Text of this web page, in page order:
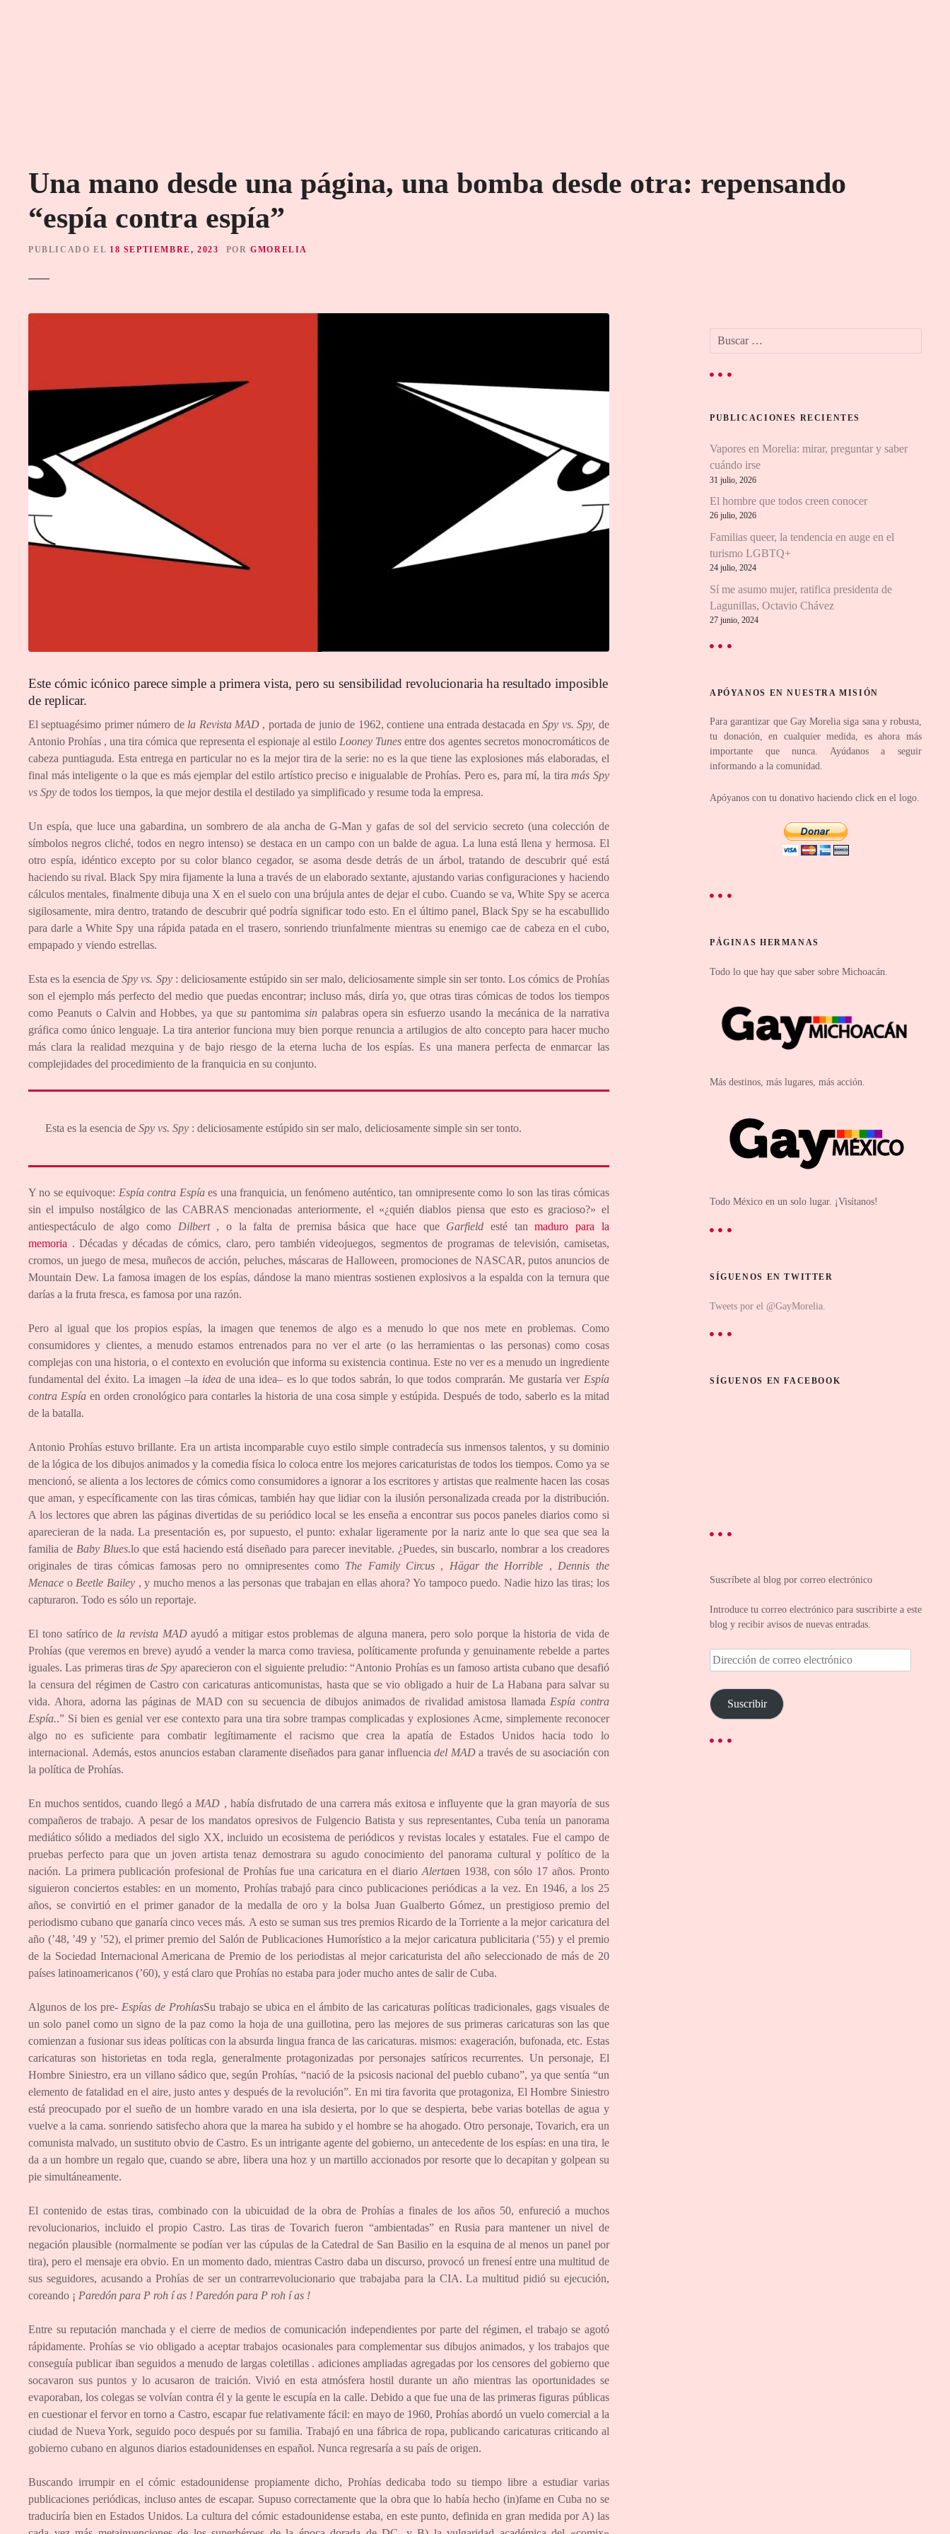
Una mano desde una página, una bomba desde otra: repensando
“espía contra espía”
PUBLICADO EL 18 SEPTIEMBRE, 2023 POR GMORELIA
Este cómic icónico parece simple a primera vista, pero su sensibilidad revolucionaria ha resultado imposible
de replicar.
El septuagésimo primer número de la Revista MAD , portada de junio de 1962, contiene una entrada destacada enSpy vs. Spy, de
Antonio Prohías , una tira cómica que representa el espionaje al estilo Looney Tunes entre dos agentes secretos monocromáticos de
cabeza puntiaguda. Esta entrega en particular no es la mejor tira de la serie: no es la que tiene las explosiones más elaboradas, el
final más inteligente o la que es más ejemplar del estilo artístico preciso e inigualable de Prohías. Pero es, para mí, la tiramás Spy
vs Spy de todos los tiempos, la que mejor destila el destilado ya simplificado y resume toda la empresa.
Un espía, que luce una gabardina, un sombrero de ala ancha de G-Man y gafas de sol del servicio secreto (una colección de
símbolos negros cliché, todos en negro intenso) se destaca en un campo con un balde de agua. La luna está llena y hermosa. El
otro espía, idéntico excepto por su color blanco cegador, se asoma desde detrás de un árbol, tratando de descubrir qué está
haciendo su rival. Black Spy mira fijamente la luna a través de un elaborado sextante, ajustando varias configuraciones y haciendo
cálculos mentales, finalmente dibuja una X en el suelo con una brújula antes de dejar el cubo. Cuando se va, White Spy se acerca
sigilosamente, mira dentro, tratando de descubrir qué podría significar todo esto. En el último panel, Black Spy se ha escabullido
para darle a White Spy una rápida patada en el trasero, sonriendo triunfalmente mientras su enemigo cae de cabeza en el cubo,
empapado y viendo estrellas.
Esta es la esencia deSpy vs. Spy: deliciosamente estúpido sin ser malo, deliciosamente simple sin ser tonto. Los cómics de Prohías
son el ejemplo más perfecto del medio que puedas encontrar; incluso más, diría yo, que otras tiras cómicas de todos los tiempos
como Peanuts o Calvin and Hobbes, ya quesu pantomima sinpalabras opera sin esfuerzo usando la mecánica de la narrativa
gráfica como único lenguaje. La tira anterior funciona muy bien porque renuncia a artilugios de alto concepto para hacer mucho
más clara la realidad mezquina y de bajo riesgo de la eterna lucha de los espías. Es una manera perfecta de enmarcar las
complejidades del procedimiento de la franquicia en su conjunto.
Esta es la esencia de Spy vs. Spy : deliciosamente estúpido sin ser malo, deliciosamente simple sin ser tonto.
Y no se equivoque: Espía contra Espíaes una franquicia, un fenómeno auténtico, tan omnipresente como lo son las tiras cómicas
sin el impulso nostálgico de las CABRAS mencionadas anteriormente, el «¿quién diablos piensa que esto es gracioso?» el
antiespectáculo de algo como Dilbert, o la falta de premisa básica que hace que Garfield esté tanmaduro para la
memoria . Décadas y décadas de cómics, claro, pero también videojuegos, segmentos de programas de televisión, camisetas,
cromos, un juego de mesa, muñecos de acción, peluches, máscaras de Halloween, promociones de NASCAR, putos anuncios de
Mountain Dew. La famosa imagen de los espías, dándose la mano mientras sostienen explosivos a la espalda con la ternura que
darías a la fruta fresca, es famosa por una razón.
Pero al igual que los propios espías, la imagen que tenemos de algo es a menudo lo que nos mete en problemas. Como
consumidores y clientes, a menudo estamos entrenados para no ver el arte (o las herramientas o las personas) como cosas
complejas con una historia, o el contexto en evolución que informa su existencia continua. Este no ver es a menudo un ingrediente
fundamental del éxito. La imagen –la ideade una idea– es lo que todos sabrán, lo que todos comprarán. Me gustaría ver Espía
contra Espíaen orden cronológico para contarles la historia de una cosa simple y estúpida. Después de todo, saberlo es la mitad
de la batalla.
Antonio Prohías estuvo brillante. Era un artista incomparable cuyo estilo simple contradecía sus inmensos talentos, y su dominio
de la lógica de los dibujos animados y la comedia física lo coloca entre los mejores caricaturistas de todos los tiempos. Como ya se
mencionó, se alienta a los lectores de cómics como consumidores a ignorar a los escritores y artistas que realmente hacen las cosas
que aman, y específicamente con las tiras cómicas, también hay que lidiar con la ilusión personalizada creada por la distribución.
A los lectores que abren las páginas divertidas de su periódico local se les enseña a encontrar sus pocos paneles diarios como si
aparecieran de la nada. La presentación es, por supuesto, el punto: exhalar ligeramente por la nariz ante lo que sea que sea la
familia de Baby Blues.lo que está haciendo está diseñado para parecer inevitable. ¿Puedes, sin buscarlo, nombrar a los creadores
originales de tiras cómicas famosas pero no omnipresentes como The Family Circus , Hägar the Horrible , Dennis the
Menace o Beetle Bailey, y mucho menos a las personas que trabajan en ellas ahora? Yo tampoco puedo. Nadie hizo las tiras; los
capturaron. Todo es sólo un reportaje.
El tono satírico de la revista MADayudó a mitigar estos problemas de alguna manera, pero solo porque la historia de vida de
Prohías (que veremos en breve) ayudó a vender la marca como traviesa, políticamente profunda y genuinamente rebelde a partes
iguales. Las primeras tirasde Spy aparecieron con el siguiente preludio: “Antonio Prohías es un famoso artista cubano que desafió
la censura del régimen de Castro con caricaturas anticomunistas, hasta que se vio obligado a huir de La Habana para salvar su
vida. Ahora, adorna las páginas de MAD con su secuencia de dibujos animados de rivalidad amistosa llamada Espía contra
Espía..” Si bien es genial ver ese contexto para una tira sobre trampas complicadas y explosiones Acme, simplemente reconocer
algo no es suficiente para combatir legítimamente el racismo que crea la apatía de Estados Unidos hacia todo lo
internacional. Además, estos anuncios estaban claramente diseñados para ganar influenciadel MAD a través de su asociación con
la política de Prohías.
En muchos sentidos, cuando llegó a MAD , había disfrutado de una carrera más exitosa e influyente que la gran mayoría de sus
compañeros de trabajo. A pesar de los mandatos opresivos de Fulgencio Batista y sus representantes, Cuba tenía un panorama
mediático sólido a mediados del siglo XX, incluido un ecosistema de periódicos y revistas locales y estatales. Fue el campo de
pruebas perfecto para que un joven artista tenaz demostrara su agudo conocimiento del panorama cultural y político de la
nación. La primera publicación profesional de Prohías fue una caricatura en el diario Alertaen 1938, con sólo 17 años. Pronto
siguieron conciertos estables: en un momento, Prohías trabajó para cinco publicaciones periódicas a la vez. En 1946, a los 25
años, se convirtió en el primer ganador de la medalla de oro y la bolsa Juan Gualberto Gómez, un prestigioso premio del
periodismo cubano que ganaría cinco veces más. A esto se suman sus tres premios Ricardo de la Torriente a la mejor caricatura del
año (’48, ’49 y ’52), el primer premio del Salón de Publicaciones Humorístico a la mejor caricatura publicitaria (’55) y el premio
de la Sociedad Internacional Americana de Premio de los periodistas al mejor caricaturista del año seleccionado de más de 20
países latinoamericanos (’60), y está claro que Prohías no estaba para joder mucho antes de salir de Cuba.
Algunos de los pre- Espías de ProhíasSu trabajo se ubica en el ámbito de las caricaturas políticas tradicionales, gags visuales de
un solo panel como un signo de la paz como la hoja de una guillotina, pero las mejores de sus primeras caricaturas son las que
comienzan a fusionar sus ideas políticas con la absurda lingua franca de las caricaturas. mismos: exageración, bufonada, etc. Estas
caricaturas son historietas en toda regla, generalmente protagonizadas por personajes satíricos recurrentes. Un personaje, El
Hombre Siniestro, era un villano sádico que, según Prohías, “nació de la psicosis nacional del pueblo cubano”, ya que sentía “un
elemento de fatalidad en el aire, justo antes y después de la revolución”. En mi tira favorita que protagoniza, El Hombre Siniestro
está preocupado por el sueño de un hombre varado en una isla desierta, por lo que se despierta, bebe varias botellas de agua y
vuelve a la cama. sonriendo satisfecho ahora que la marea ha subido y el hombre se ha ahogado. Otro personaje, Tovarich, era un
comunista malvado, un sustituto obvio de Castro. Es un intrigante agente del gobierno, un antecedente de los espías: en una tira, le
da a un hombre un regalo que, cuando se abre, libera una hoz y un martillo accionados por resorte que lo decapitan y golpean su
pie simultáneamente.
El contenido de estas tiras, combinado con la ubicuidad de la obra de Prohías a finales de los años 50, enfureció a muchos
revolucionarios, incluido el propio Castro. Las tiras de Tovarich fueron “ambientadas” en Rusia para mantener un nivel de
negación plausible (normalmente se podían ver las cúpulas de la Catedral de San Basilio en la esquina de al menos un panel por
tira), pero el mensaje era obvio. En un momento dado, mientras Castro daba un discurso, provocó un frenesí entre una multitud de
sus seguidores, acusando a Prohías de ser un contrarrevolucionario que trabajaba para la CIA. La multitud pidió su ejecución,
coreando ¡ Paredón para P roh ías ! Paredón para P roh ías !
Entre su reputación manchada y el cierre de medios de comunicación independientes por parte del régimen, el trabajo se agotó
rápidamente. Prohías se vio obligado a aceptar trabajos ocasionales para complementar sus dibujos animados, y los trabajos que
conseguía publicar iban seguidos a menudo de largas coletillas . adiciones ampliadas agregadas por los censores del gobierno que
socavaron sus puntos y lo acusaron de traición. Vivió en esta atmósfera hostil durante un año mientras las oportunidades se
evaporaban, los colegas se volvían contra él y la gente le escupía en la calle. Debido a que fue una de las primeras figuras públicas
en cuestionar el fervor en torno a Castro, escapar fue relativamente fácil: en mayo de 1960, Prohías abordó un vuelo comercial a la
ciudad de Nueva York, seguido poco después por su familia. Trabajó en una fábrica de ropa, publicando caricaturas criticando al
gobierno cubano en algunos diarios estadounidenses en español. Nunca regresaría a su país de origen.
Buscando irrumpir en el cómic estadounidense propiamente dicho, Prohías dedicaba todo su tiempo libre a estudiar varias
publicaciones periódicas, incluso antes de escapar. Supuso correctamente que la obra que lo había hecho (in)fame en Cuba no se
traduciría bien en Estados Unidos. La cultura del cómic estadounidense estaba, en este punto, definida en gran medida por A) las
c
:
PUBLICACIONES RECIENTES
Vapores en Morelia: mirar, preguntar y saber
cuándo irse
31 julio, 2026
El hombre que todos creen conocer
26 julio, 2026
Familias queer, la tendencia en auge en el
turismo LGBTQ+
24 julio, 2024
Sí me asumo mujer, ratifica presidenta de
Lagunillas, Octavio Chávez
27 junio, 2024
APÓYANOS EN NUESTRA MISIÓN
Para garantizar que Gay Morelia siga sana y robusta,
tu donación, en cualquier medida, es ahora más
importante que nunca. Ayúdanos a seguir
informando a la comunidad.
Apóyanos con tu donativo haciendo click en el logo.
PÁGINAS HERMANAS
Todo lo que hay que saber sobre Michoacán.
Más destinos, más lugares, más acción.
Todo México en un solo lugar. ¡Visítanos!
SÍGUENOS EN TWITTER
Tweets por el @GayMorelia.
SÍGUENOS EN FACEBOOK
Suscríbete al blog por correo electrónico
Introduce tu correo electrónico para suscribirte a este
blog y recibir avisos de nuevas entradas.
D
i
e
c
i
Suscribir